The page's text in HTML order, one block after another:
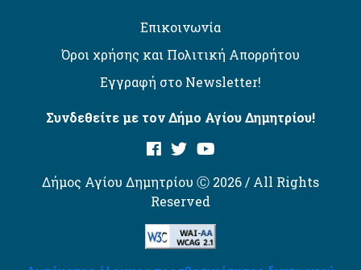
Επικοινωνία
Όροι χρήσης και Πολιτική Απορρήτου
Εγγραφή στο Newsletter!
Συνδεθείτε με τον Δήμο Αγίου Δημητρίου!
Δήμος Αγίου Δημητρίου Ⓒ 2026 / All Rights
Reserved